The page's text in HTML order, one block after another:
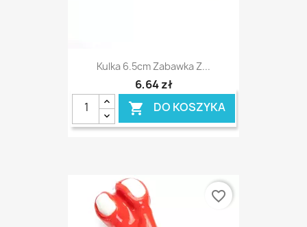
Kulka 6.5cm Zabawka Z...
6,64 zł
 DO KOSZYKA
favorite_border